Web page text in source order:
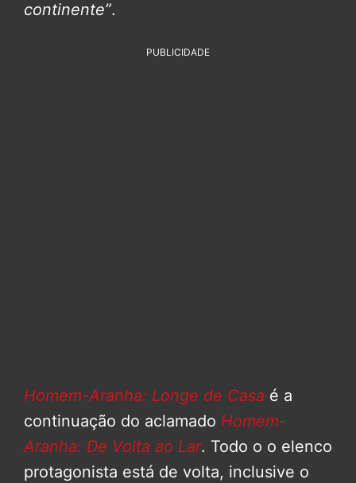
continente”.
PUBLICIDADE
Homem-Aranha: Longe de Casa é a
continuação do aclamado Homem-
Aranha: De Volta ao Lar. Todo o o elenco
protagonista está de volta, inclusive o